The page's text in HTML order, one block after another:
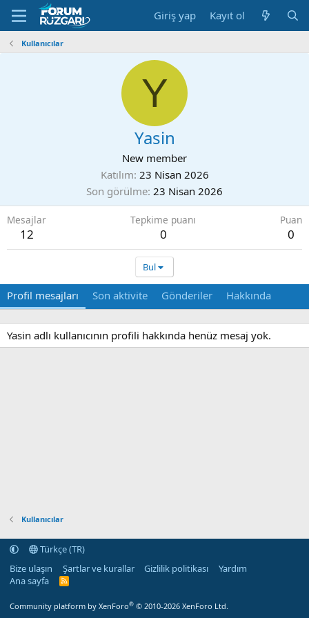
Giriş yap Kayıt ol
Kullanıcılar
Y
Yasin
New member
Katılım 23 Nisan 2026
Son görülme 23 Nisan 2026
Mesajlar
12
Tepkime puanı
0
Puan
0
Bul
Profil mesajları Son aktivite Gönderiler Hakkında
Yasin adlı kullanıcının profili hakkında henüz mesaj yok.
Kullanıcılar
Türkçe (TR)
Bize ulaşın
Şartlar ve kurallar Gizlilik politikası
Yardım
Ana sayfa
R
Community platform by XenForo® © 2010-2026 XenForo Ltd.